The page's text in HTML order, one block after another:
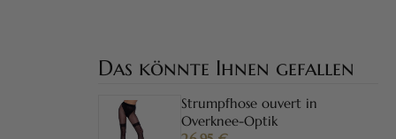
Das könnte Ihnen gefallen
Strumpfhose ouvert in
Overknee-Optik